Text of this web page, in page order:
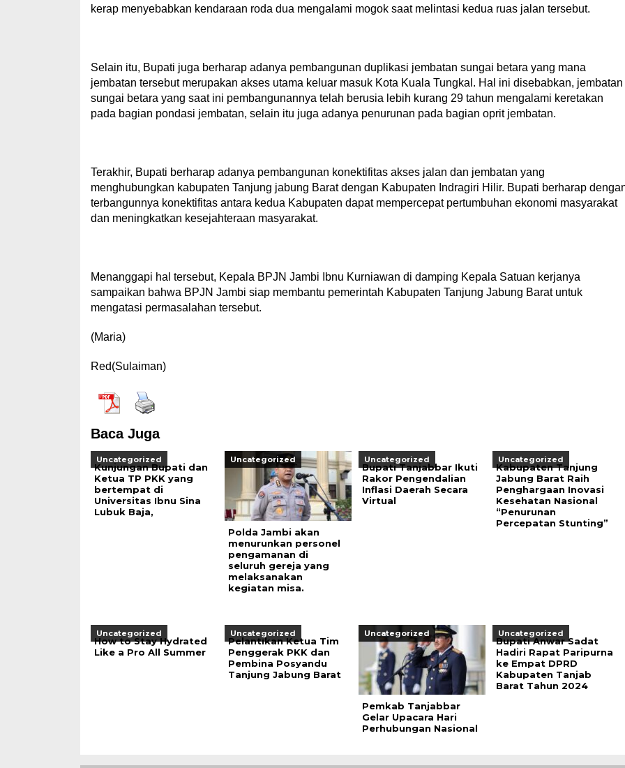
kerap menyebabkan kendaraan roda dua mengalami mogok saat melintasi kedua ruas jalan tersebut.
Selain itu, Bupati juga berharap adanya pembangunan duplikasi jembatan sungai betara yang mana
jembatan tersebut merupakan akses utama keluar masuk Kota Kuala Tungkal. Hal ini disebabkan, jembatan
sungai betara yang saat ini pembangunannya telah berusia lebih kurang 29 tahun mengalami keretakan
pada bagian pondasi jembatan, selain itu juga adanya penurunan pada bagian oprit jembatan.
Terakhir, Bupati berharap adanya pembangunan konektifitas akses jalan dan jembatan yang
menghubungkan kabupaten Tanjung jabung Barat dengan Kabupaten Indragiri Hilir. Bupati berharap
terbangunnya konektifitas antara kedua Kabupaten dapat mempercepat pertumbuhan ekonomi masyarakat
dan meningkatkan kesejahteraan masyarakat.
Menanggapi hal tersebut, Kepala BPJN Jambi Ibnu Kurniawan di damping Kepala Satuan kerjanya
sampaikan bahwa BPJN Jambi siap membantu pemerintah Kabupaten Tanjung Jabung Barat untuk
mengatasi permasalahan tersebut.
(Maria)
Red(Sulaiman)
Baca Juga
Uncategorized
Kunjungan Bupati dan
Ketua TP PKK yang
bertempat di
Universitas Ibnu Sina
Lubuk Baja,
Uncategorized
Polda Jambi akan
menurunkan personel
pengamanan di
seluruh gereja yang
melaksanakan
kegiatan misa.
Uncategorized
Bupati Tanjabbar Ikuti
Rakor Pengendalian
Inflasi Daerah Secara
Virtual
Uncategorized
Kabupaten Tanjung
Jabung Barat Raih
Penghargaan Inovasi
Kesehatan Nasional
“Penurunan
Percepatan Stunting”
Uncategorized
How to Stay Hydrated
Like a Pro All Summer
Uncategorized
Pelantikan Ketua Tim
Penggerak PKK dan
Pembina Posyandu
Tanjung Jabung Barat
Uncategorized
Pemkab Tanjabbar
Gelar Upacara Hari
Perhubungan Nasional
Uncategorized
Bupati Anwar Sadat
Hadiri Rapat Paripurna
ke Empat DPRD
Kabupaten Tanjab
Barat Tahun 2024